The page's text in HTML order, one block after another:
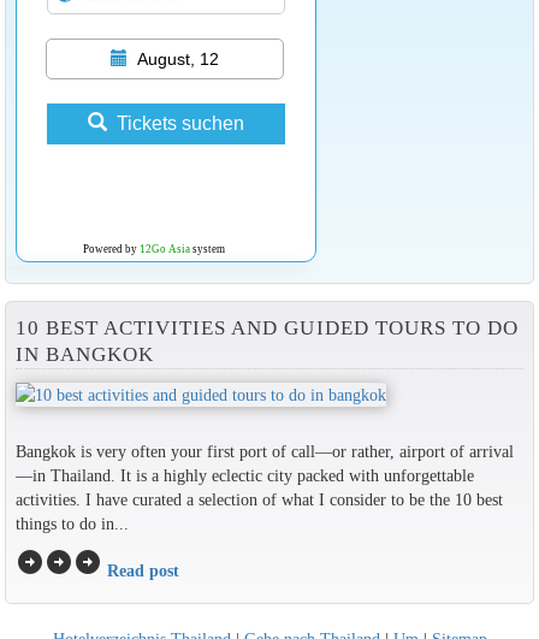
August, 12
Tickets suchen
Powered by 12Go Asiasystem
10 BEST ACTIVITIES AND GUIDED TOURS TO DO
IN BANGKOK
Bangkok is very often your first port of call—or rather, airport of arrival
—in Thailand. It is a highly eclectic city packed with unforgettable
activities. I have curated a selection of what I consider to be the 10 best
things to do in...
arrow_circle_rightarrow_circle_rightarrow_circle_right Read post